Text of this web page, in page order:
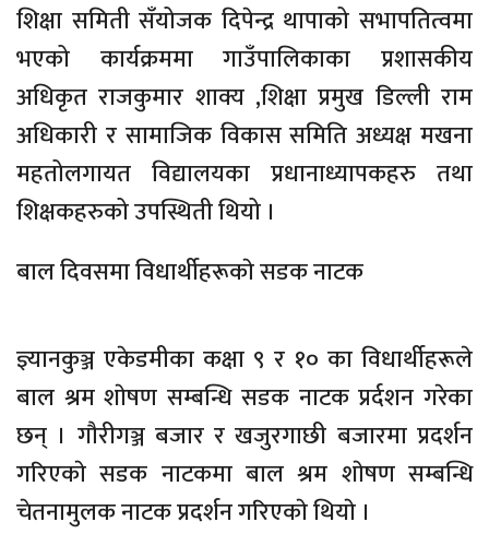
शिक्षा समिती सँयोजक दिपेन्द्र थापाको सभापतित्वमा
भएको कार्यक्रममा गाउँपालिकाका प्रशासकीय
अधिकृत राजकुमार शाक्य ,शिक्षा प्रमुख डिल्ली राम
अधिकारी र सामाजिक विकास समिति अध्यक्ष मखना
महतोलगायत विद्यालयका प्रधानाध्यापकहरु तथा
शिक्षकहरुको उपस्थिती थियो ।
बाल दिवसमा विधार्थीहरूकाे सडक नाटक
ज्ञ्यानकुञ्ज एकेडमीका कक्षा ९ र १० का विधार्थीहरूले
बाल श्रम शाेषण सम्बन्धि सडक नाटक प्रर्दशन गरेका
छन् । गौरीगञ्ज बजार र खजुरगाछी बजारमा प्रदर्शन
गरिएकाे सडक नाटकमा बाल श्रम शाेषण सम्बन्धि
चेतनामुलक नाटक प्रदर्शन गरिएकाे थियाे ।